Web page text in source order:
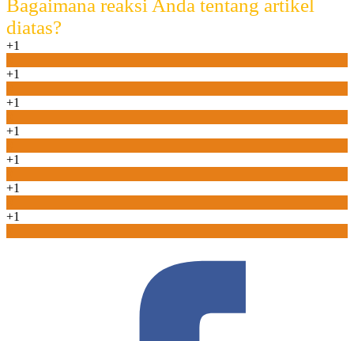
Bagaimana reaksi Anda tentang artikel
diatas?
+1
+1
+1
+1
+1
+1
+1